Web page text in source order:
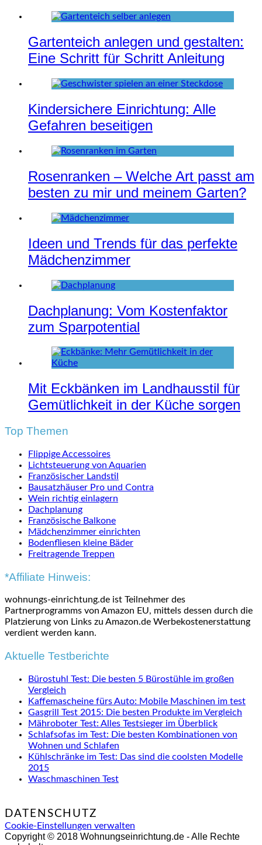
Gartenteich anlegen und gestalten:
Eine Schritt für Schritt Anleitung
Kindersichere Einrichtung: Alle
Gefahren beseitigen
Rosenranken – Welche Art passt am
besten zu mir und meinem Garten?
Ideen und Trends für das perfekte
Mädchenzimmer
Dachplanung: Vom Kostenfaktor
zum Sparpotential
Mit Eckbänken im Landhausstil für
Gemütlichkeit in der Küche sorgen
Top Themen
Flippige Accessoires
Lichtsteuerung von Aquarien
Französischer Landstil
Bausatzhäuser Pro und Contra
Wein richtig einlagern
Dachplanung
Französische Balkone
Mädchenzimmer einrichten
Bodenfliesen kleine Bäder
Freitragende Treppen
*Affiliate Hinweis:
wohnungs-einrichtung.de ist Teilnehmer des
Partnerprogramms von Amazon EU, mittels dessen durch die
Platzierung von Links zu Amazon.de Werbekostenerstattung
verdient werden kann.
Aktuelle Testberichte
Bürostuhl Test: Die besten 5 Bürostühle im großen
Vergleich
Kaffemascheine fürs Auto: Mobile Maschinen im test
Gasgrill Test 2015: Die besten Produkte im Vergleich
Mähroboter Test: Alles Testsieger im Überblick
Schlafsofas im Test: Die besten Kombinationen von
Wohnen und Schlafen
Kühlschränke im Test: Das sind die coolsten Modelle
2015
Waschmaschinen Test
DATENSCHUTZ
Cookie-Einstellungen verwalten
Copyright © 2018 Wohnungseinrichtung.de - Alle Rechte